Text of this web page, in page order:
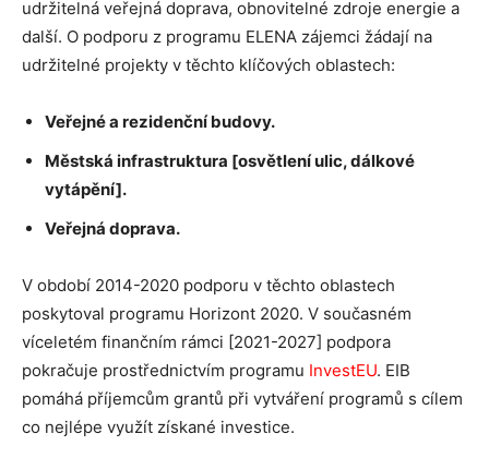
udržitelná veřejná doprava, obnovitelné zdroje energie a
další. O podporu z programu ELENA zájemci žádají na
udržitelné projekty v těchto klíčových oblastech:
Veřejné a rezidenční budovy.
Městská infrastruktura [osvětlení ulic, dálkové
vytápění].
Veřejná doprava.
V období 2014-2020 podporu v těchto oblastech
poskytoval programu Horizont 2020. V současném
víceletém finančním rámci [2021-2027] podpora
pokračuje prostřednictvím programu InvestEU. EIB
pomáhá příjemcům grantů při vytváření programů s cílem
co nejlépe využít získané investice.